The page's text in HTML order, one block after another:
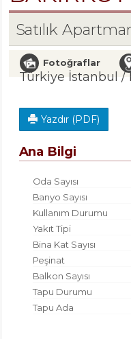
Satılık
Fotoğraflar
Türkiye İstanbul /
Yazdır (PDF)
Ana Bilgi
Oda Sayısı
Banyo Sayısı
Kullanım Durumu
Yakıt Tipi
Bina Kat Sayısı
Peşinat
Balkon Sayısı
Tapu Durumu
Tapu Ada